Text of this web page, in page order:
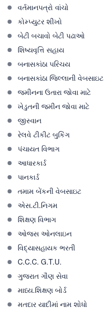
વર્તમાનપત્રો વાંચો
કોમ્પ્યુટર શીખો
બેટી બચાવો બેટી પઢાઓ
શિષ્યવૃત્તિ સહાય
બનાસકાંઠા પરિચય
બનાસકાંઠા જિલ્લાની વેબસાઇટ
જમીનના ઉતારા જોવા માટે
ખેડુતની જમીન જોવા માટે
જીસ્વાન
રેલવે ટીકીટ બુકિંગ
પંચાયત વિભાગ
આધારકાર્ડ
પાનકાર્ડ
તમામ બેંકની વેબસાઇટ
એસ.ટી.નિગમ
શિક્ષણ વિભાગ
ઓજસ ઓનલાઇન
વિદ્યાસહાયક ભરતી
C.C.C. G.T.U.
ગુજરાત ગૌણ સેવા
માધ્ય.શિક્ષણ બોર્ડ
મતદાર યાદીમાં નામ શોધો